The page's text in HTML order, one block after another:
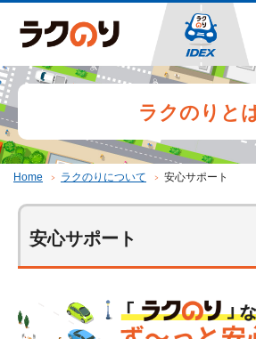
ラクのりと
Home ラクのりについて 安心サポート
安心サポート